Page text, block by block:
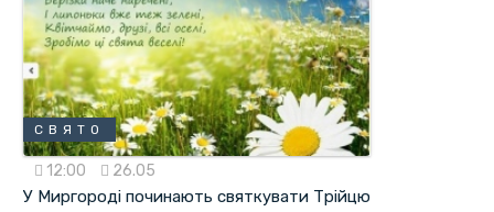
СВЯТО
12:00 26.05
У Миргороді починають святкувати Трійцю